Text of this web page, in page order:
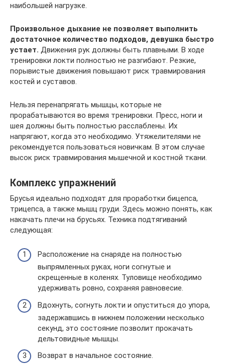
наибольшей нагрузке.
Произвольное дыхание не позволяет выполнить
достаточное количество подходов, девушка быстро
устает. Движения рук должны быть плавными. В ходе
тренировки локти полностью не разгибают. Резкие,
порывистые движения повышают риск травмирования
костей и суставов.
Нельзя перенапрягать мышцы, которые не
прорабатываются во время тренировки. Пресс, ноги и
шея должны быть полностью расслаблены. Их
напрягают, когда это необходимо. Утяжелителями не
рекомендуется пользоваться новичкам. В этом случае
высок риск травмирования мышечной и костной ткани.
Комплекс упражнений
Брусья идеально подходят для проработки бицепса,
трицепса, а также мышц груди. Здесь можно понять, как
накачать плечи на брусьях. Техника подтягиваний
следующая:
Расположение на снаряде на полностью
выпрямленных руках, ноги согнутые и
скрещенные в коленях. Туловище необходимо
удерживать ровно, сохраняя равновесие.
Вдохнуть, согнуть локти и опуститься до упора,
задержавшись в нижнем положении несколько
секунд, это состояние позволит прокачать
дельтовидные мышцы.
Возврат в начальное состояние.